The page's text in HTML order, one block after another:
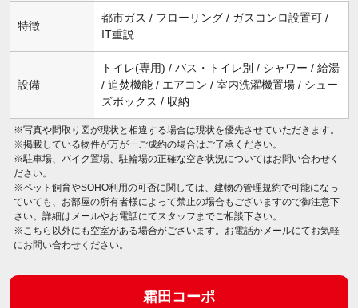
特徴
都市ガス / フローリング / ガスコンロ設置可 /
IT重説
設備
トイレ(専用) / バス・トイレ別 / シャワー / 給湯
/ 追焚機能 / エアコン / 室内洗濯機置場 / シュー
ズボックス / 収納
※写真や間取り図が現状と相違する場合は現状を優先させていただきます。
※掲載している物件が万が一ご成約の場合はご了承ください。
※駐車場、バイク置場、駐輪場の正確な空き状況についてはお問い合わせく
ださい。
※ペット飼育やSOHO利用の可否に関しては、建物の管理規約で可能になっ
ていても、お部屋の所有者様によって禁止の場合もございますので御注意下
さい。詳細はメールやお電話にてスタッフまでご相談下さい。
※こちら以外にも空室がある場合がございます。お電話かメールにてお気軽
にお問い合わせください。
霜田コーポ